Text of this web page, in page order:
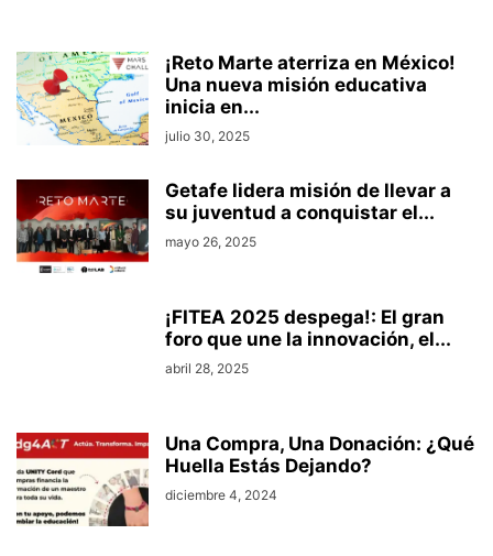
¡Reto Marte aterriza en México!
Una nueva misión educativa
inicia en...
julio 30, 2025
Getafe lidera misión de llevar a
su juventud a conquistar el...
mayo 26, 2025
¡FITEA 2025 despega!: El gran
foro que une la innovación, el...
abril 28, 2025
Una Compra, Una Donación: ¿Qué
Huella Estás Dejando?
diciembre 4, 2024